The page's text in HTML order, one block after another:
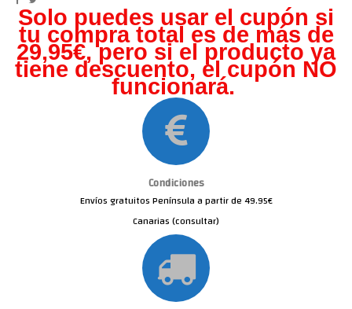
Solo puedes usar el cupón si
tu compra total es de más de
29,95€, pero si el producto ya
tiene descuento, el cupón NO
funcionará.
Condiciones
Envíos gratuitos Península a partir de 49.95€
Canarias (consultar)